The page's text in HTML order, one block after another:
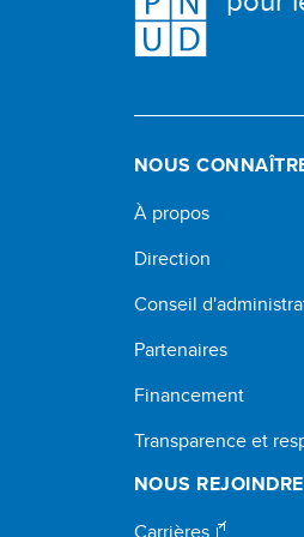
NOUS
À propos
Direction
Conseil
Partenaires
Financement
Transparence et
NOUS REJOINDRE